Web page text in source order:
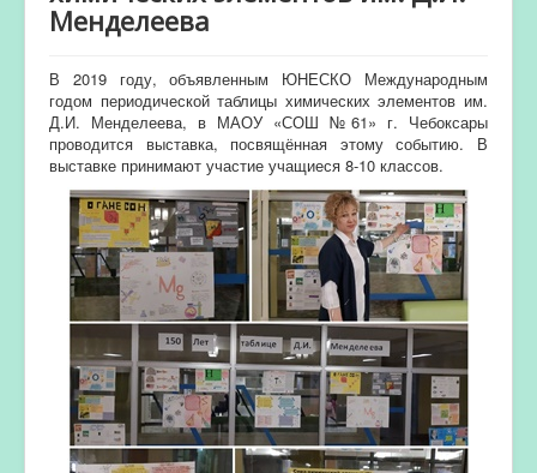
Менделеева
В 2019 году, объявленным ЮНЕСКО Международным
годом периодической таблицы химических элементов им.
Д.И. Менделеева, в МАОУ «СОШ №61» г. Чебоксары
проводится выставка, посвящённая этому событию. В
выставке принимают участие учащиеся 8-10 классов.